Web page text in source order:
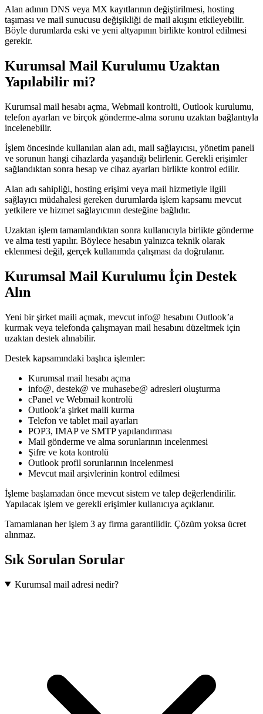
Alan adının DNS veya MX kayıtlarının değiştirilmesi, hosting
taşıması ve mail sunucusu değişikliği de mail akışını etkileyebilir.
Böyle durumlarda eski ve yeni altyapının birlikte kontrol edilmesi
gerekir.
Kurumsal Mail Kurulumu Uzaktan
Yapılabilir mi?
Kurumsal mail hesabı açma, Webmail kontrolü, Outlook kurulumu,
telefon ayarları ve birçok gönderme-alma sorunu uzaktan bağlantıyla
incelenebilir.
İşlem öncesinde kullanılan alan adı, mail sağlayıcısı, yönetim paneli
ve sorunun hangi cihazlarda yaşandığı belirlenir. Gerekli erişimler
sağlandıktan sonra hesap ve cihaz ayarları birlikte kontrol edilir.
Alan adı sahipliği, hosting erişimi veya mail hizmetiyle ilgili
sağlayıcı müdahalesi gereken durumlarda işlem kapsamı mevcut
yetkilere ve hizmet sağlayıcının desteğine bağlıdır.
Uzaktan işlem tamamlandıktan sonra kullanıcıyla birlikte gönderme
ve alma testi yapılır. Böylece hesabın yalnızca teknik olarak
eklenmesi değil, gerçek kullanımda çalışması da doğrulanır.
Kurumsal Mail Kurulumu İçin Destek
Alın
Yeni bir şirket maili açmak, mevcut info@ hesabını Outlook’a
kurmak veya telefonda çalışmayan mail hesabını düzeltmek için
uzaktan destek alınabilir.
Destek kapsamındaki başlıca işlemler:
Kurumsal mail hesabı açma
info@, destek@ ve muhasebe@ adresleri oluşturma
cPanel ve Webmail kontrolü
Outlook’a şirket maili kurma
Telefon ve tablet mail ayarları
POP3, IMAP ve SMTP yapılandırması
Mail gönderme ve alma sorunlarının incelenmesi
Şifre ve kota kontrolü
Outlook profil sorunlarının incelenmesi
Mevcut mail arşivlerinin kontrol edilmesi
İşleme başlamadan önce mevcut sistem ve talep değerlendirilir.
Yapılacak işlem ve gerekli erişimler kullanıcıya açıklanır.
Tamamlanan her işlem 3 ay firma garantilidir. Çözüm yoksa ücret
alınmaz.
Sık Sorulan Sorular
Kurumsal mail adresi nedir?